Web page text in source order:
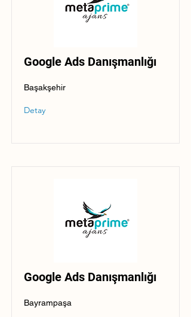
Google Ads Danışmanlığı
Başakşehir
Detay
Google Ads Danışmanlığı
Bayrampaşa